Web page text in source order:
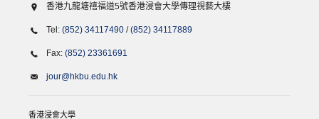
香港九龍塘禧福道5號香港浸會大學傳理視藝大樓
Tel: (852) 34117490 /(852) 34117889
Fax: (852) 23361691
jour@hkbu.edu.hk
香港浸會大學